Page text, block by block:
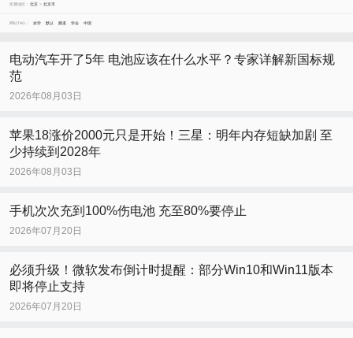
所属地区： 北京> 北京市
网站TAG： 农学 默认 频道 学会 中国
电动汽车开了5年 电池应该在什么水平？专家详解新国标规
范
2026年08月03日
苹果18涨价2000元只是开始！三星：明年内存短缺加剧 至
少持续到2028年
2026年08月03日
手机次次充到100%伤电池 充至80%要停止
2026年07月20日
必须升级！微软发布倒计时提醒：部分Win10和Win11版本
即将停止支持
2026年07月20日